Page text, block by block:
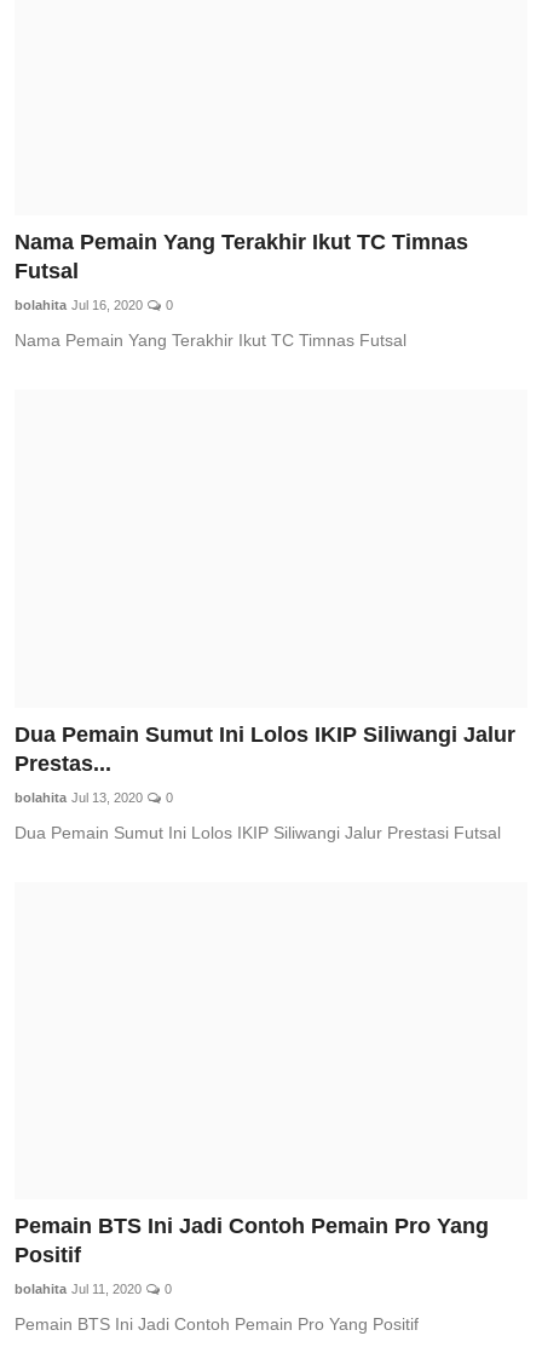
Nama Pemain Yang Terakhir Ikut TC Timnas
Futsal
bolahita Jul 16, 2020 0
Nama Pemain Yang Terakhir Ikut TC Timnas Futsal
Dua Pemain Sumut Ini Lolos IKIP Siliwangi Jalur
Prestas...
bolahita Jul 13, 2020 0
Dua Pemain Sumut Ini Lolos IKIP Siliwangi Jalur Prestasi Futsal
Pemain BTS Ini Jadi Contoh Pemain Pro Yang
Positif
bolahita Jul 11, 2020 0
Pemain BTS Ini Jadi Contoh Pemain Pro Yang Positif